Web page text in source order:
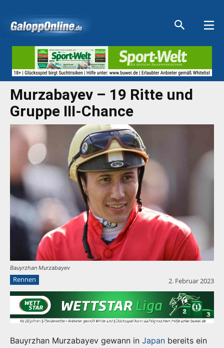
Murzabayev – 19 Ritte und
Gruppe III-Chance
Bauyrzhan Murzabayev
Rennen 2. Februar 2023
Bauyrzhan Murzabayev gewann in Japan bereits ein